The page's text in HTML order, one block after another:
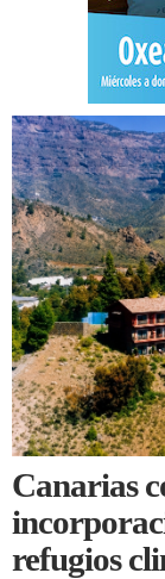
Canarias
refugios